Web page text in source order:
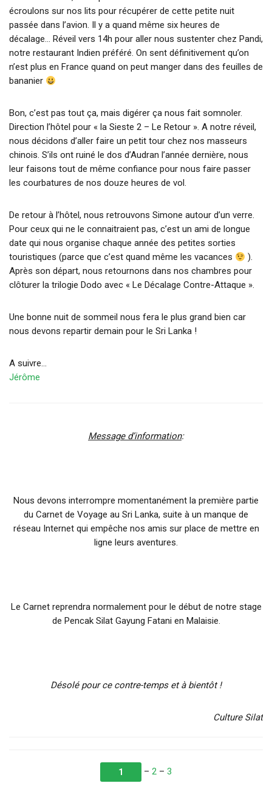
écroulons sur nos lits pour récupérer de cette petite nuit
passée dans l’avion. Il y a quand même six heures de
décalage… Réveil vers 14h pour aller nous sustenter chez Pandi,
notre restaurant Indien préféré. On sent définitivement qu’on
n’est plus en France quand on peut manger dans des feuilles de
bananier
Bon, c’est pas tout ça, mais digérer ça nous fait somnoler.
Direction l’hôtel pour « la Sieste 2 – Le Retour ». A notre réveil,
nous décidons d’aller faire un petit tour chez nos masseurs
chinois. S’ils ont ruiné le dos d’Audran l’année dernière, nous
leur faisons tout de même confiance pour nous faire passer
les courbatures de nos douze heures de vol.
De retour à l’hôtel, nous retrouvons Simone autour d’un verre.
Pour ceux qui ne le connaitraient pas, c’est un ami de longue
date qui nous organise chaque année des petites sorties
touristiques (parce que c’est quand même les vacances
).
Après son départ, nous retournons dans nos chambres pour
clôturer la trilogie Dodo avec « Le Décalage Contre-Attaque ».
Une bonne nuit de sommeil nous fera le plus grand bien car
nous devons repartir demain pour le Sri Lanka !
A suivre…
Jérôme
Message d’information:
Nous devons interrompre momentanément la première partie
du Carnet de Voyage au Sri Lanka, suite à un manque de
réseau Internet qui empêche nos amis sur place de mettre en
ligne leurs aventures.
Le Carnet reprendra normalement pour le début de notre stage
de Pencak Silat Gayung Fatani en Malaisie.
Désolé pour ce contre-temps et à bientôt !
Culture Silat
1 – 2 – 3